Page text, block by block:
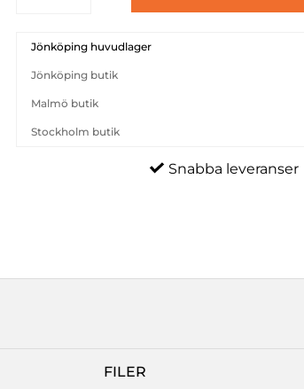
Jönköping huvudlager
Jönköping butik
Malmö butik
Stockholm butik
Snabba leveranser
FILER